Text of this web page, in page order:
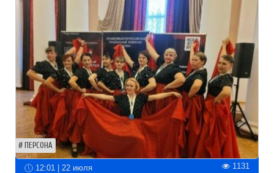
ПЕРСОНА
12:01 | 22 июля 1131